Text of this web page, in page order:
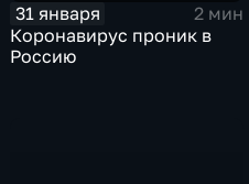
31 января
2 мин
Коронавирус проник в
Россию